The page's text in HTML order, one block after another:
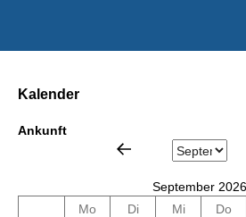
Kalender
Ankunft
September 2026
Mo
Di Mi Do